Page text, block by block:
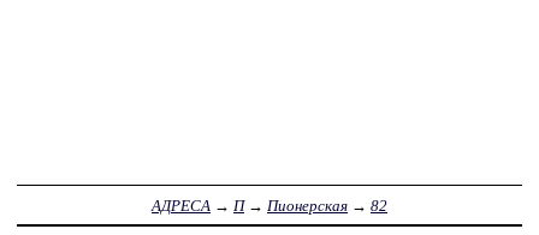
АДРЕСА → П→ Пионерская → 82